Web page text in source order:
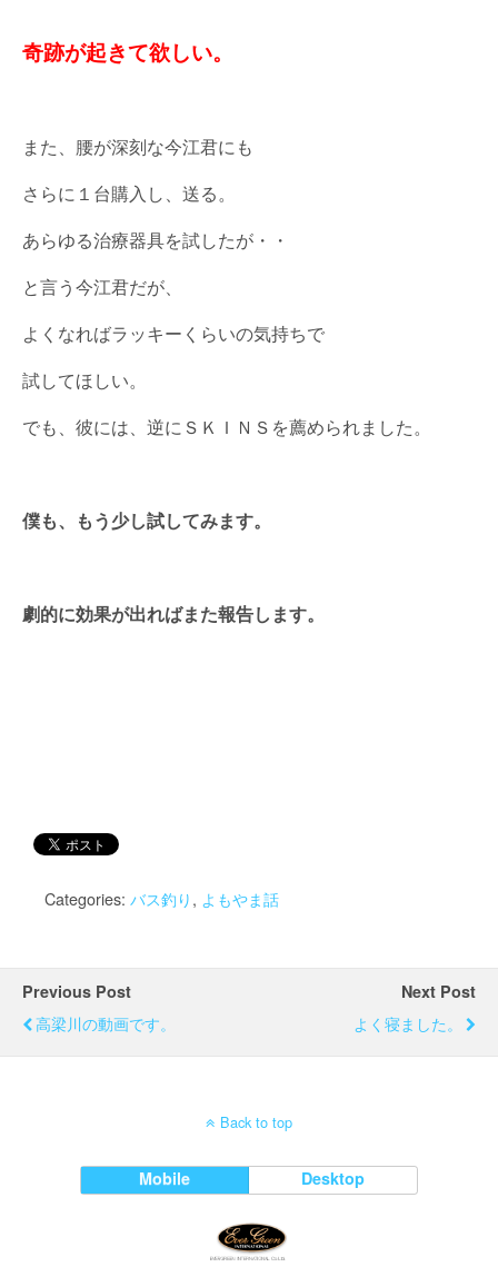
奇跡が起きて欲しい。
また、腰が深刻な今江君にも
さらに１台購入し、送る。
あらゆる治療器具を試したが・・
と言う今江君だが、
よくなればラッキーくらいの気持ちで
試してほしい。
でも、彼には、逆にＳＫＩＮＳを薦められました。
僕も、もう少し試してみます。
劇的に効果が出ればまた報告します。
Categories: バス釣り, よもやま話
Previous Post
高梁川の動画です。
Next Post
よく寝ました。
Back to top
Mobile Desktop